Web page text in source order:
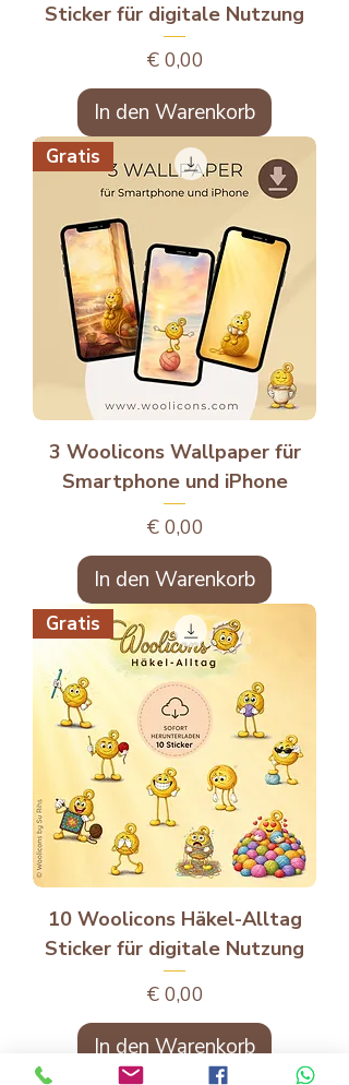
Sticker für digitale Nutzung
Preis
€ 0,00
In den Warenkorb
Gratis
3 Woolicons Wallpaper für
Smartphone und iPhone
Preis
€ 0,00
In den Warenkorb
Gratis
10 Woolicons Häkel-Alltag
Sticker für digitale Nutzung
Preis
€ 0,00
In den Warenkorb